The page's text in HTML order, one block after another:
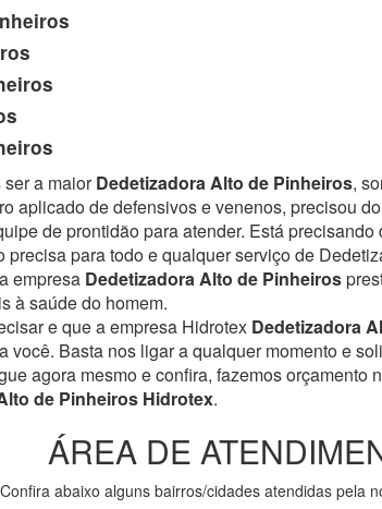
ser a maiorDedetizadora Alto de Pinheiros,
aplicado de defensivos e venenos, precisou
de prontidão para atender. Está precisando
precisa para todo e qualquer serviço de
empresa Dedetizadora Alto de Pinheiros
à saúde do homem.
e que a empresa Hidrotex Dedetizadora
você. Basta nos ligar a qualquer momento e
agora mesmo e confira, fazemos orçamento
de Pinheiros Hidrotex.
ÁREA DE
Confira abaixo alguns bairros/cidades atendidas pela